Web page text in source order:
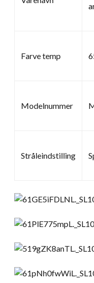
Farve temp
Modelnummer
Stråleindstilling